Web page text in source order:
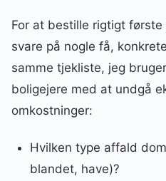
For at bestille rigtigt
svare på nogle få,
samme tjekliste, jeg
boligejere med at undgå
omkostninger:
Hvilken type affald
blandet, have)?